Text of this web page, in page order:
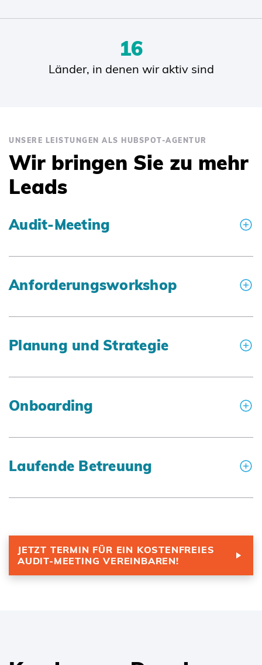
20
Länder, in denen wir aktiv sind
UNSERE LEISTUNGEN ALS HUBSPOT-AGENTUR
Wir bringen Sie zu mehr
Leads
Audit-Meeting
Anforderungsworkshop
Planung und Strategie
Onboarding
Laufende Betreuung
JETZT TERMIN FÜR EIN KOSTENFREIES
AUDIT-MEETING VEREINBAREN!